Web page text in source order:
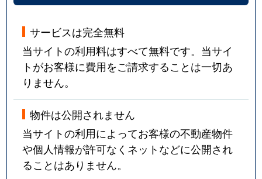
サービスは完全無料
当サイトの利用料はすべて無料です。当サイ
トがお客様に費用をご請求することは一切あ
りません。
物件は公開されません
当サイトの利用によってお客様の不動産物件
や個人情報が許可なくネットなどに公開され
ることはありません。